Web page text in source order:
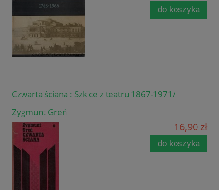
do koszyka
Czwarta ściana : Szkice z teatru 1867-1971/
Zygmunt Greń
16,90 zł
do koszyka